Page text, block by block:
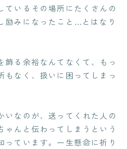
ているその場所にたくさんの
励みになったこと…とはなり
飾る余裕なんてなくて、もっ
もなく、扱いに困ってしまっ
いなのが、送ってくれた人の
ゃんと伝わってしまうという
っています。一生懸命に祈り